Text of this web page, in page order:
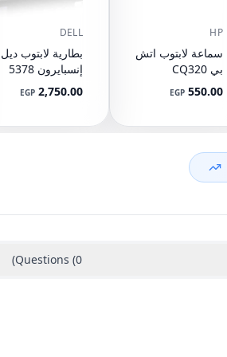
HP
سماعة لابتوب اتش
بي CQ320
CQ321 CQ420
510 CQ511
610 615 620 621
625 VV09 VV10
605792-001
550.00
EGP
DELL
بطارية لابتوب ديل
إنسبايرون 5378
5565 5570 7560
WDX0R
2,750.00
EGP
Questions (0
)